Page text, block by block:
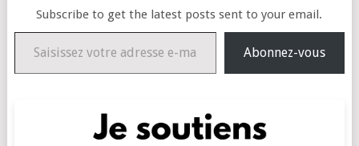
Subscribe to get the latest posts sent to your email.
Saisissez votre adresse e-mail…
Abonnez-vous